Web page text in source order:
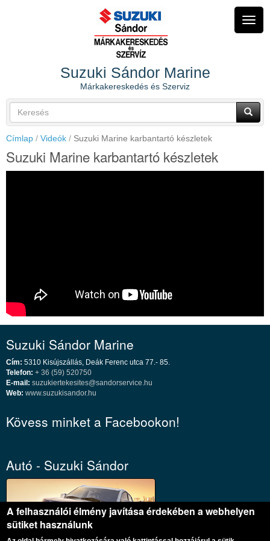
Suzuki Sándor Marine
Márkakereskedés és Szerviz
Keresés
űrlap
Keresés
Címlap
Videók Suzuki Marine karbantartó készletek
Suzuki Marine karbantartó készletek
Suzuki Sándor Marine
Cím: 5310 Kisújszállás, Deák Ferenc utca 77.- 85.
Telefon: + 36 (59) 520750
E-mail: suzukiertekesites@sandorservice.hu
Web: www.suzukisandor.hu
Kövess minket a Facebookon!
Autó - Suzuki Sándor
A felhasználói élmény javítása érdekében a webhelyen
sütiket használunk